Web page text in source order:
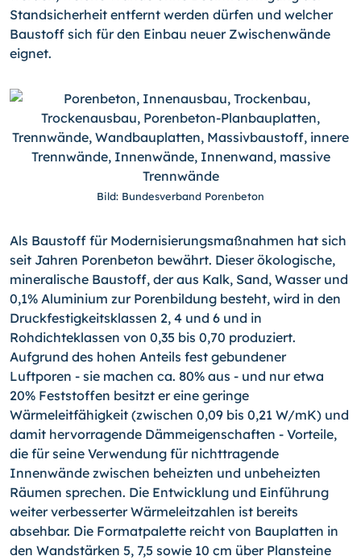
Standsicherheit entfernt werden dürfen und welcher
Baustoff sich für den Einbau neuer Zwischenwände
eignet.
Bild: Bundesverband Porenbeton
Als Baustoff für Modernisierungsmaßnahmen hat sich
seit Jahren Porenbeton bewährt. Dieser ökologische,
mineralische Baustoff, der aus Kalk, Sand, Wasser und
0,1% Aluminium zur Porenbildung besteht, wird in den
Druckfestigkeitsklassen 2, 4 und 6 und in
Rohdichteklassen von 0,35 bis 0,70 produziert.
Aufgrund des hohen Anteils fest gebundener
Luftporen - sie machen ca. 80% aus - und nur etwa
20% Feststoffen besitzt er eine geringe
Wärmeleitfähigkeit (zwischen 0,09 bis 0,21 W/mK) und
damit hervorragende Dämmeigenschaften - Vorteile,
die für seine Verwendung für nichttragende
Innenwände zwischen beheizten und unbeheizten
Räumen sprechen. Die Entwicklung und Einführung
weiter verbesserter Wärmeleitzahlen ist bereits
absehbar. Die Formatpalette reicht von Bauplatten in
den Wandstärken 5, 7,5 sowie 10 cm über Plansteine